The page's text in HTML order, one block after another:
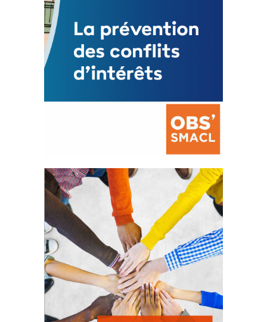
La prévention des conflits
d’intérêts
18 septembre 2023
FEUILLETER